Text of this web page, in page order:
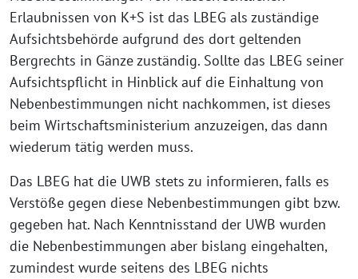
Erlaubnissen von K+S ist das LBEG als zuständige
Aufsichtsbehörde aufgrund des dort geltenden
Bergrechts in Gänze zuständig. Sollte das LBEG seiner
Aufsichtspflicht in Hinblick auf die Einhaltung von
Nebenbestimmungen nicht nachkommen, ist dieses
beim Wirtschaftsministerium anzuzeigen, das dann
wiederum tätig werden muss.
Das LBEG hat die UWB stets zu informieren, falls es
Verstöße gegen diese Nebenbestimmungen gibt bzw.
gegeben hat. Nach Kenntnisstand der UWB wurden
die Nebenbestimmungen aber bislang eingehalten,
zumindest wurde seitens des LBEG nichts